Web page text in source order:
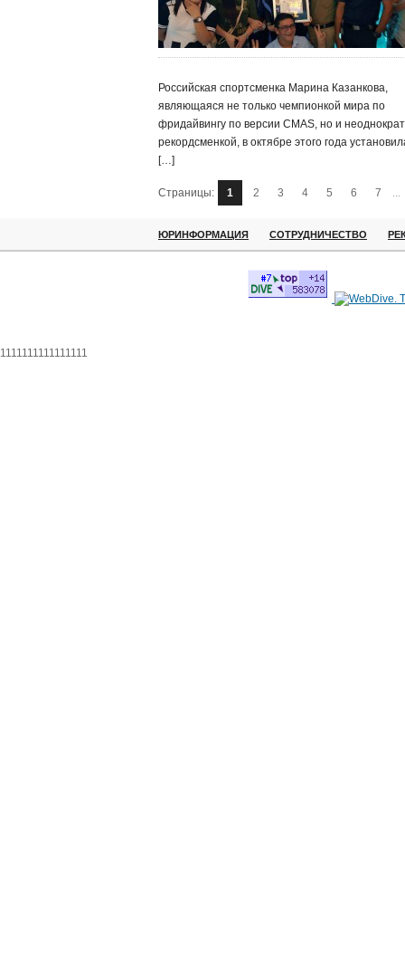
Российская спортсменка Марина Казанкова,
являющаяся не только чемпионкой мира по
фридайвингу по версии CMAS, но и
рекордсменкой, в октябре этого года
[…]
Страницы: 1 2 3 4 5 6 7 ...
ЮРИНФОРМАЦИЯ СОТРУДНИЧЕСТВО
1111111111111111